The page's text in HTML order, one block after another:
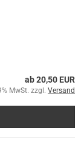
ab 20,50 EUR
MwSt. zzgl. Versand